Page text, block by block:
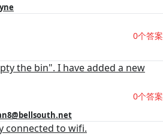
0个答案
the bin". I have added a new
0个答案
connected to wifi.